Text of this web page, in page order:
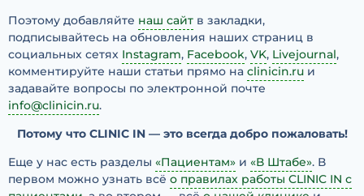
Поэтому добавляйте наш сайт в закладки,
подписывайтесь на обновления наших страниц в
социальных сетях Instagram, Facebook, VK, Livejournal,
комментируйте наши статьи прямо на clinicin.ru и
задавайте вопросы по электронной почте
info@clinicin.ru.
Потому что CLINIC IN — это всегда добро пожаловать!
Еще у нас есть разделы «Пациентам» и «В Штабе». В
первом можно узнать всё о правилах работы CLINIC IN с